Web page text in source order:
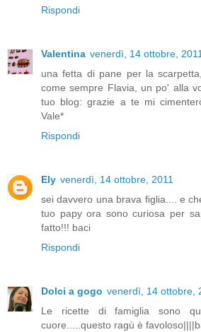
Rispondi
Valentina venerdì, 14 ottobre, 2011
una fetta di pane per la
come sempre Flavia, un po' alla
tuo blog: grazie a te mi
Vale*
Rispondi
Ely venerdì, 14 ottobre, 2011
sei davvero una brava figlia.... e
tuo papy ora sono curiosa per
fatto!!! baci
Rispondi
Dolci a gogo venerdì, 14 ottobre,
Le ricette di famiglia sono
cuore.....questo ragù è